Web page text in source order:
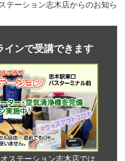
テーション志木店からのお知ら
インで受講できます
ステーション志木店では、